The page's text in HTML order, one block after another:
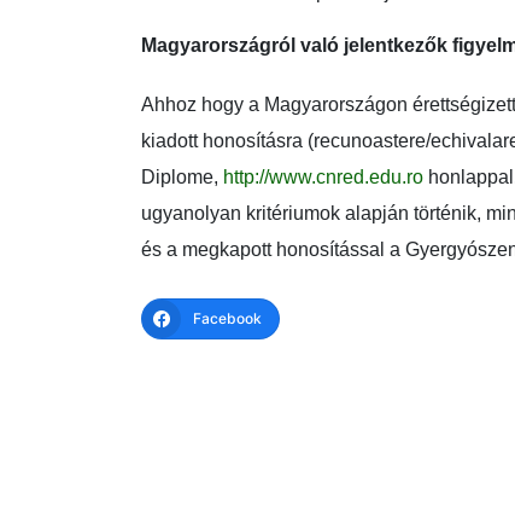
Magyarországról való jelentkezők
Ahhoz hogy a Magyarországon
kiadott honosításra (recunoastere/
Diplome, http://www.cnred.edu.ro
ugyanolyan kritériumok alapján történik,
és a megkapott honosítással a
Facebook